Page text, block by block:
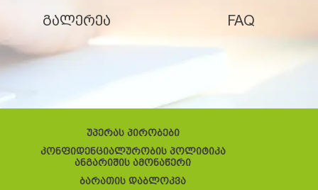
გალერეა FAQ
უპერას პირობები
კონფიდენციალურობის პოლიტიკა
ანგარიშის ამონაწერი
ბარათის დაბლოკვა